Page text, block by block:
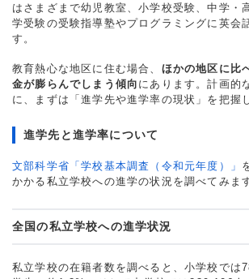
はさまざまで幼児教室、小学校受験、中学・
学受験の受験指導塾やプログラミングに英会
す。
教育熱心な地区に住む場合、 ほかの地区に比
金が膨らんでしまう傾向 にあります。計画的
に、まずは「進学先や進学率の現状」を把握
進学先と進学率について
文部科学省「学校基本調査（令和元年度）」
かかる私立学校への進学の状況を調べてみま
全国の私立学校への進学状況
私立学校の在籍者数を調べると、小学校では